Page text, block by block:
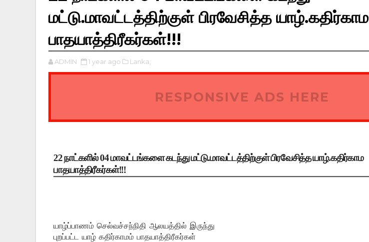
மட்டு.மாவட்டத்திற்குள் பிரவேசித்த யாழ்.கதிர்காம
பாதயாத்திரீகர்கள்!!!
ADMIN 1 year ago Lanka,
RESPONSIVE ADS HERE
22 நாட்களில் 04 மாவட்டங்களை கடந்து மட்டு.மாவட்டத்திற்குள் பிரவேசித்த யாழ்.கதிர்காம
பாதயாத்திரீகர்கள்!!!
யாழ்ப்பாணம் செல்வச்சந்நிதி ஆலயத்தில் இருந்து
புறப்பட்ட யாழ் கதிர்காமம் பாதயாத்திரீகர்கள்